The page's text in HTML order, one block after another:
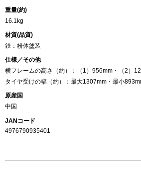
重量(約)
16.1kg
材質(品質)
鉄：粉体塗装
仕様／その他
横フレームの高さ（約）：（1）956mm・（2）
タイヤ受けの幅（約）：最大1307mm・最小
原産国
中国
JANコード
4976790935401